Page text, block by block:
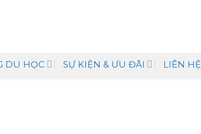
DU HỌC SỰ KIỆN & ƯU ĐÃI LIÊN HỆ